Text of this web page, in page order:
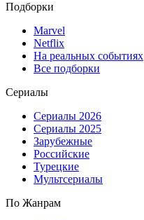
Подборки
Marvel
Netflix
На реальных событиях
Все подборки
Сериалы
Сериалы 2026
Сериалы 2025
Зарубежные
Российские
Турецкие
Мультсериалы
По Жанрам